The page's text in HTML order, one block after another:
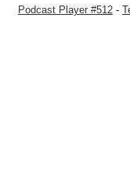
Podcast Player #512-